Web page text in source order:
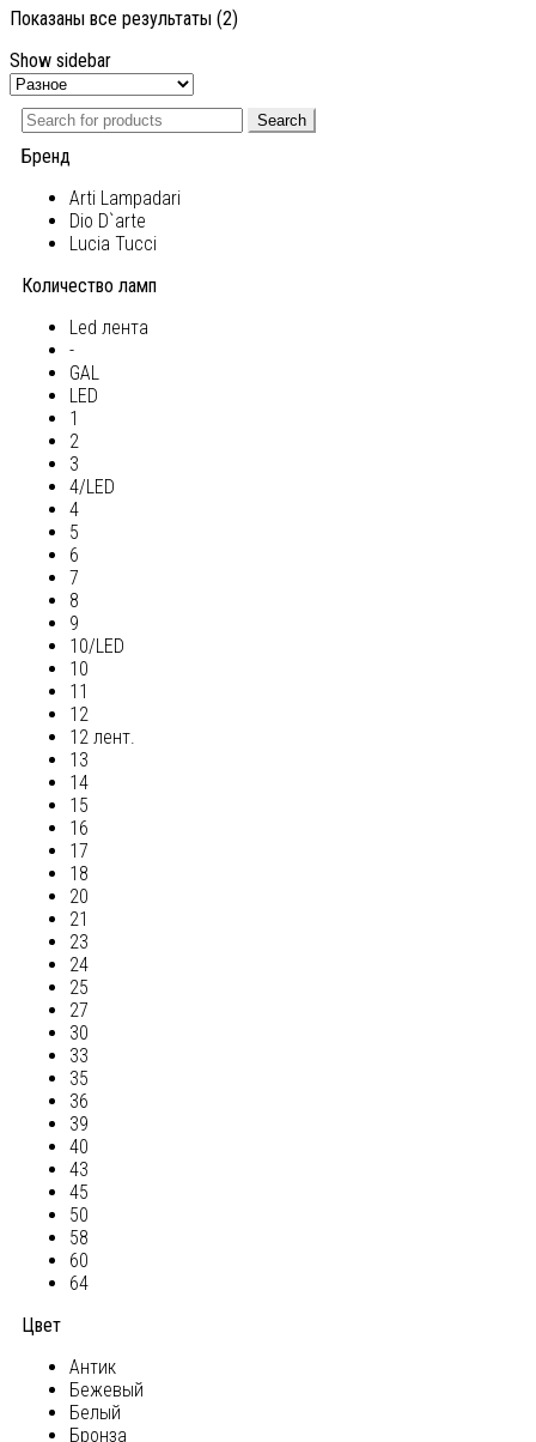
Показаны все результаты (2)
Show sidebar
Search
Бренд
Arti Lampadari
Dio D`arte
Lucia Tucci
Количество ламп
Led лента
-
GAL
LED
1
2
3
4/LED
4
5
6
7
8
9
10/LED
10
11
12
12 лент.
13
14
15
16
17
18
20
21
23
24
25
27
30
33
35
36
39
40
43
45
50
58
60
64
Цвет
Антик
Бежевый
Белый
Бронза